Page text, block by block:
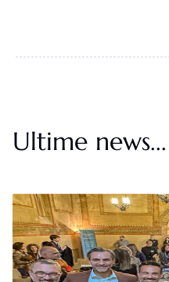
Ultime news...